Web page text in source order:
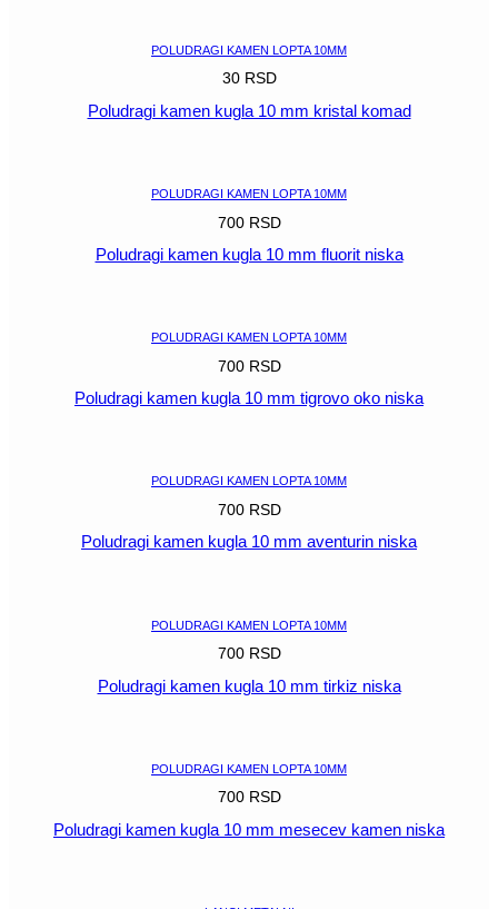
POLUDRAGI KAMEN LOPTA 10MM
30 RSD
Poludragi kamen kugla 10 mm kristal komad
POLUDRAGI KAMEN LOPTA 10MM
700 RSD
Poludragi kamen kugla 10 mm fluorit niska
POLUDRAGI KAMEN LOPTA 10MM
700 RSD
Poludragi kamen kugla 10 mm tigrovo oko niska
POLUDRAGI KAMEN LOPTA 10MM
700 RSD
Poludragi kamen kugla 10 mm aventurin niska
POLUDRAGI KAMEN LOPTA 10MM
700 RSD
Poludragi kamen kugla 10 mm tirkiz niska
POLUDRAGI KAMEN LOPTA 10MM
700 RSD
Poludragi kamen kugla 10 mm mesecev kamen niska